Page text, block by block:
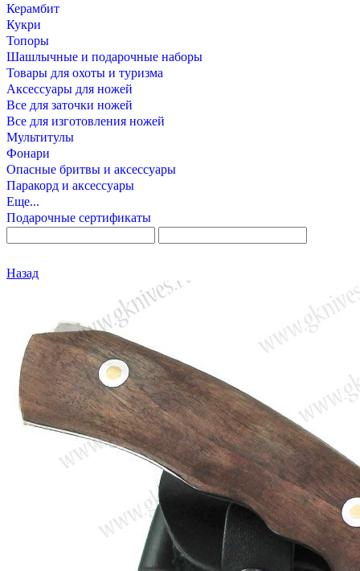
Керамбит
Кукри
Топоры
Шашлычные и подарочные наборы
Товары для охоты и туризма
Аксессуары для ножей
Все для заточки ножей
Все для изготовления ножей
Мультитулы
Фонари
Опасные бритвы и аксессуары
Паракорд и аксессуары
Еще...
Подарочные сертификаты
Назад